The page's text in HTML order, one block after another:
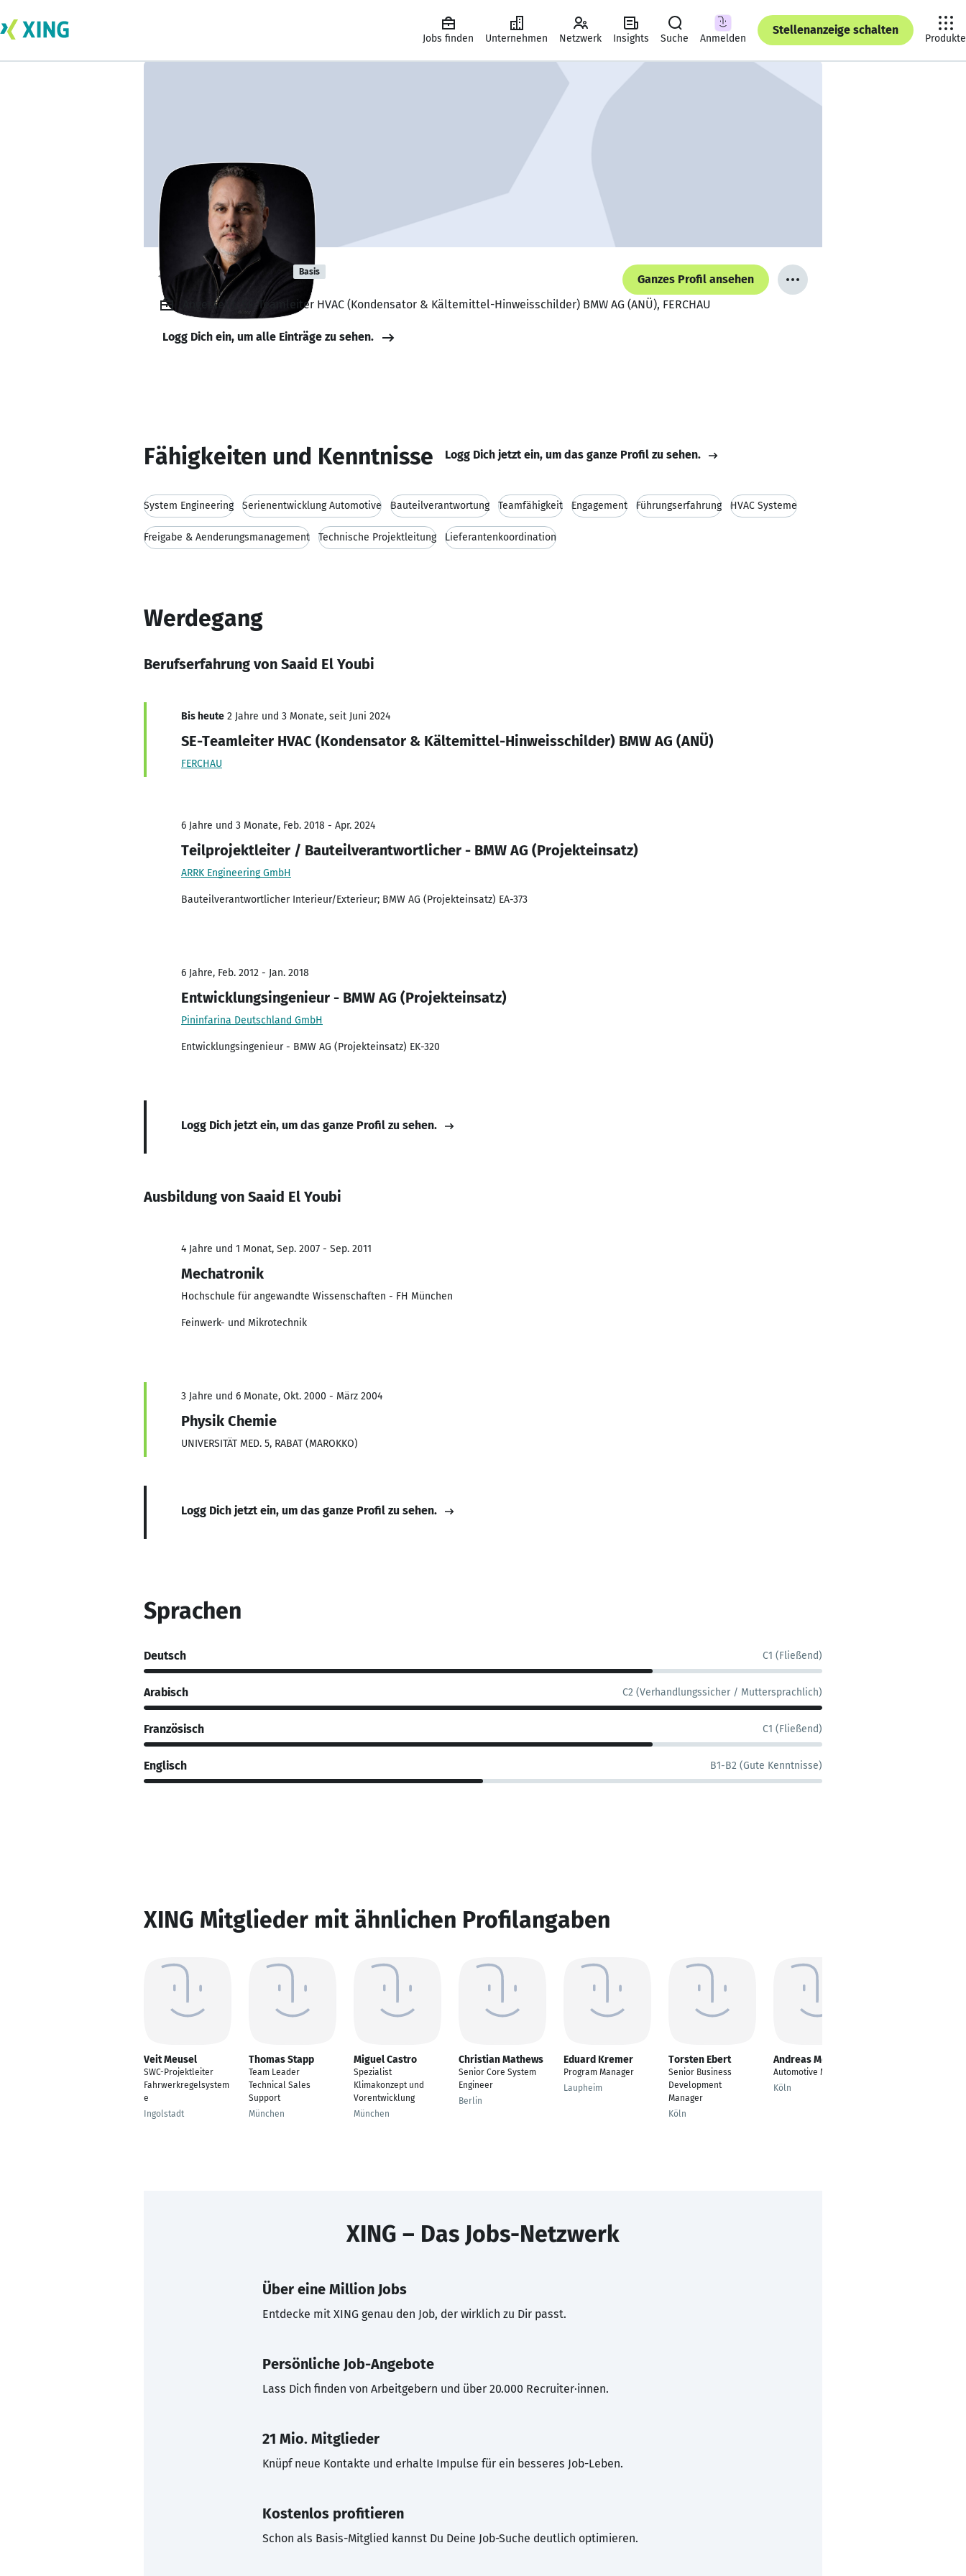
Jobs finden Unternehmen Netzwerk Insights Suche Anmelden
Stellenanzeige schalten
Produkte
Saaid El Youbi Basis
Ganzes Profil ansehen
Angestellt, SE-Teamleiter HVAC (Kondensator & Kältemittel-Hinweisschilder) BMW AG (ANÜ), FERCHAU
Logg Dich ein, um alle Einträge zu sehen.
Fähigkeiten und Kenntnisse Logg Dich jetzt ein, um das ganze Profil zu sehen.
System Engineering Serienentwicklung Automotive Bauteilverantwortung Teamfähigkeit Engagement Führungserfahrung HVAC Systeme
Freigabe & Aenderungsmanagement Technische Projektleitung Lieferantenkoordination
Werdegang
Berufserfahrung von Saaid El Youbi
Bis heute 2 Jahre und 3 Monate, seit Juni 2024
SE-Teamleiter HVAC (Kondensator & Kältemittel-Hinweisschilder) BMW AG (ANÜ)
FERCHAU
6 Jahre und 3 Monate, Feb. 2018 - Apr. 2024
Teilprojektleiter / Bauteilverantwortlicher - BMW AG (Projekteinsatz)
ARRK Engineering GmbH
Bauteilverantwortlicher Interieur/Exterieur; BMW AG (Projekteinsatz) EA-373
6 Jahre, Feb. 2012 - Jan. 2018
Entwicklungsingenieur - BMW AG (Projekteinsatz)
Pininfarina Deutschland GmbH
Entwicklungsingenieur - BMW AG (Projekteinsatz) EK-320
Logg Dich jetzt ein, um das ganze Profil zu sehen.
Ausbildung von Saaid El Youbi
4 Jahre und 1 Monat, Sep. 2007 - Sep. 2011
Mechatronik
Hochschule für angewandte Wissenschaften - FH München
Feinwerk- und Mikrotechnik
3 Jahre und 6 Monate, Okt. 2000 - März 2004
Physik Chemie
UNIVERSITÄT MED. 5, RABAT (MAROKKO)
Logg Dich jetzt ein, um das ganze Profil zu sehen.
Sprachen
Deutsch C1 (Fließend)
Arabisch C2 (Verhandlungssicher / Muttersprachlich)
Französisch C1 (Fließend)
Englisch B1-B2 (Gute Kenntnisse)
XING Mitglieder mit ähnlichen Profilangaben
Veit Meusel
SWC-Projektleiter
Fahrwerkregelsystem
e
Ingolstadt
Thomas Stapp
Team Leader
Technical Sales
Support
München
Miguel Castro
Spezialist
Klimakonzept und
Vorentwicklung
München
Christian Mathews
Senior Core System
Engineer
Berlin
Eduard Kremer
Program Manager
Laupheim
Torsten Ebert
Senior Business
Development
Manager
Köln
Andreas Moje
Automotive Manager
Köln
XING – Das Jobs-Netzwerk
Über eine Million Jobs
Entdecke mit XING genau den Job, der wirklich zu Dir passt.
Persönliche Job-Angebote
Lass Dich finden von Arbeitgebern und über 20.000 Recruiter·innen.
21 Mio. Mitglieder
Knüpf neue Kontakte und erhalte Impulse für ein besseres Job-Leben.
Kostenlos profitieren
Schon als Basis-Mitglied kannst Du Deine Job-Suche deutlich optimieren.